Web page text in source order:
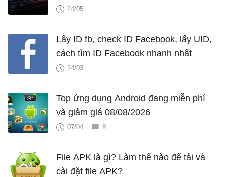
24/05
Lấy ID fb, check ID Facebook, lấy UID,
cách tìm ID Facebook nhanh nhất
24/03
Top ứng dụng Android đang miễn phí
và giảm giá 08/08/2026
07/04 8
File APK là gì? Làm thế nào để tải và
cài đặt file APK?